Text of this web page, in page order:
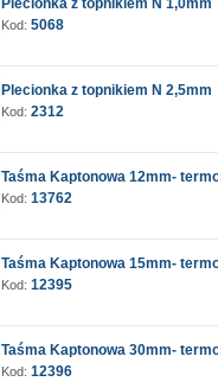
Plecionka z topnikiem N 1,0mm
Kod: 5068
Plecionka z topnikiem N 2,5mm
Kod: 2312
Taśma Kaptonowa 12mm-
Kod: 13762
Taśma Kaptonowa 15mm-
Kod: 12395
Taśma Kaptonowa 30mm-
Kod: 12396